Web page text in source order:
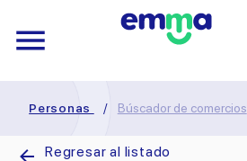
Personas / Búscador de comercios
Regresar al listado